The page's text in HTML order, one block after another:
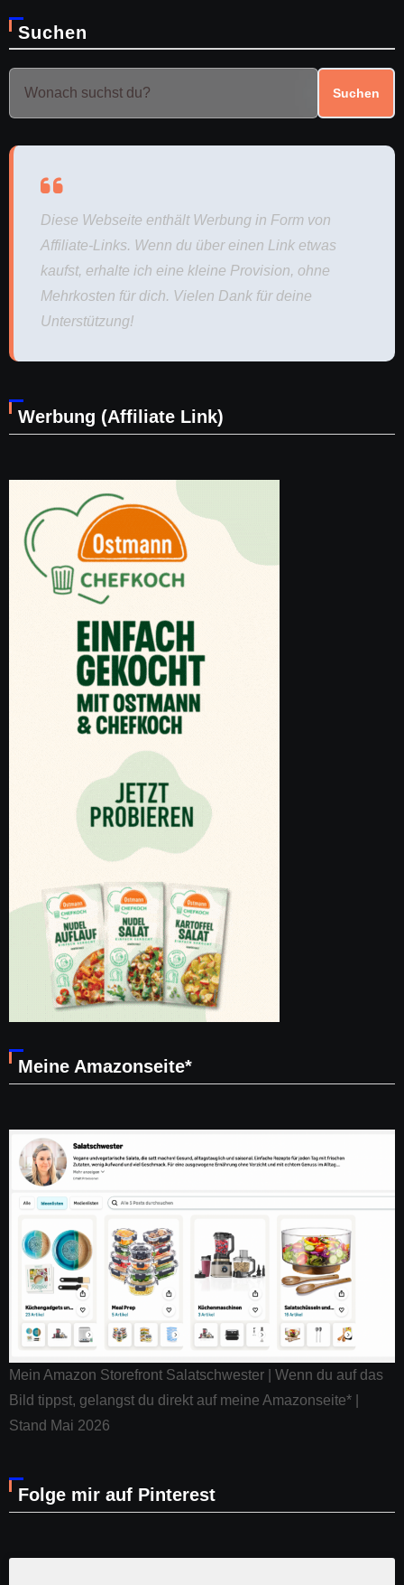
Suchen
Suchen
Diese Webseite enthält Werbung in Form von
Affiliate-Links. Wenn du über einen Link etwas
kaufst, erhalte ich eine kleine Provision, ohne
Mehrkosten für dich. Vielen Dank für deine
Unterstützung!
Werbung (Affiliate Link)
Meine Amazonseite*
Mein Amazon Storefront Salatschwester | Wenn du auf das
Bild tippst, gelangst du direkt auf meine Amazonseite* |
Stand Mai 2026
Folge mir auf Pinterest